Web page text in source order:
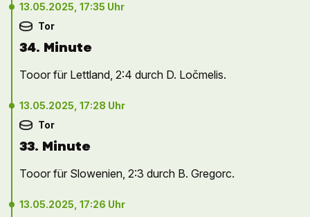
13.05.2025, 17:35 Uhr
Tor
34. Minute
Tooor für Lettland, 2:4 durch D. Ločmelis.
13.05.2025, 17:28 Uhr
Tor
33. Minute
Tooor für Slowenien, 2:3 durch B. Gregorc.
13.05.2025, 17:26 Uhr